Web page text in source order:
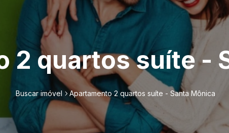
2 quartos suíte -
Buscar imóvel Apartamento 2 quartos suíte - Santa Mônica